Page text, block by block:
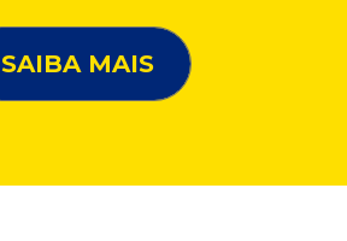
SAIBA MAIS